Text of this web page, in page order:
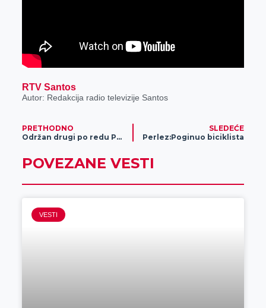
RTV Santos
Autor: Redakcija radio televizije Santos
PRETHODNO
Održan drugi po redu Poljo Fest u Novom Bečeju
SLEDEĆE
Perlez:Poginuo biciklista
POVEZANE VESTI
VESTI